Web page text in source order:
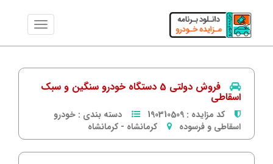
فروش دولتی 5 دستگاه خودرو سنگین و سبک
اسقاطی
کد مزایده : 190310509 دسته بندی : خودرو
اسقاطی و فرسوده
کرمانشاه - كرمانشاه